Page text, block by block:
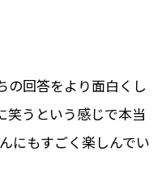
の回答をより面白くし
笑うという感じで本当
にもすごく楽しんでい